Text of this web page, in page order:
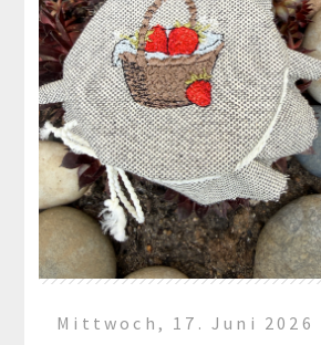
Mittwoch, 17. Juni 2026